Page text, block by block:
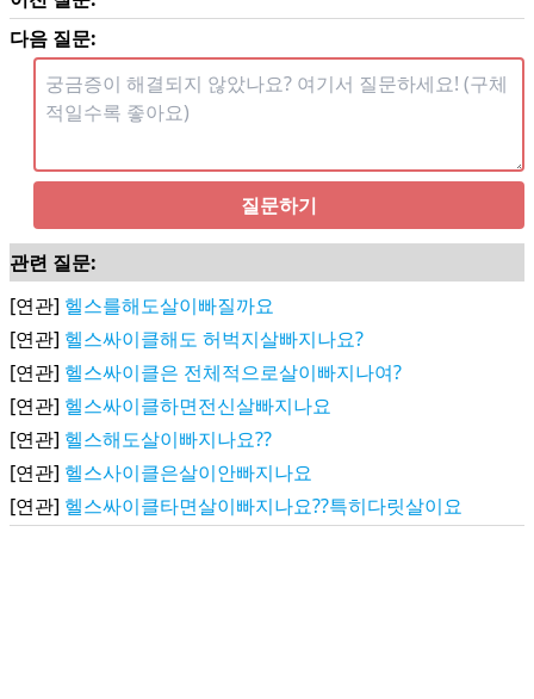
다음 질문:
질문하기
관련 질문:
[연관] 헬스를해도살이빠질까요
[연관] 헬스싸이클해도 허벅지살빠지나요?
[연관] 헬스싸이클은 전체적으로살이빠지나여?
[연관] 헬스싸이클하면전신살빠지나요
[연관] 헬스해도살이빠지나요??
[연관] 헬스사이클은살이안빠지나요
[연관] 헬스싸이클타면살이빠지나요??특히다릿살이요